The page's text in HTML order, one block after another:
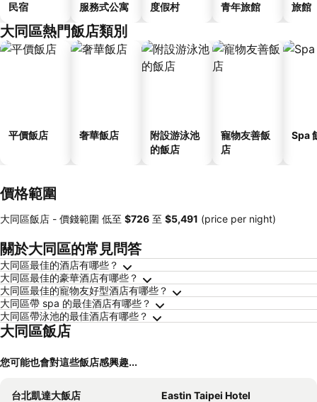
民宿 服務式公寓 度假村 青年旅館 旅館
大同區熱門飯店類別
平價飯店 奢華飯店
附設游泳池
的飯店
寵物友善飯
店
Spa
價格範圍
大同區飯店 - 價錢範圍 低至 ‎$726 至 ‎$5,491 (price per night)
關於大同區的常見問答
大同區最佳的酒店有哪些？
大同區最佳的豪華酒店有哪些？
大同區最佳的寵物友好型酒店有哪些？
大同區帶 spa 的最佳酒店有哪些？
大同區帶泳池的最佳酒店有哪些？
大同區飯店
您可能也會對這些飯店感興趣...
台北凱達大飯店
Eastin Taipei Hotel